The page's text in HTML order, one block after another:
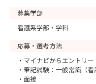
募集学部
看護系学部・学科
応募・選考方法
・マイナビからエントリー
・筆記試験：一般常識（
・面接